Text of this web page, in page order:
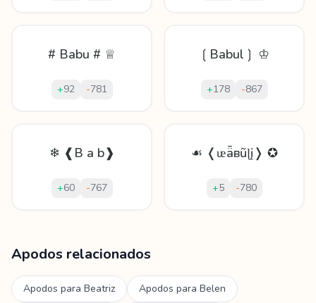
# Babu # ♕
+92 -781
❲Babul❳ ♔
+178 -867
❄ ❰B a b❱
+60 -767
☙ ❬ᵫǟвũɭį❭ ✪
+5 -780
Apodos relacionados
Apodos para Beatriz Apodos para Belen